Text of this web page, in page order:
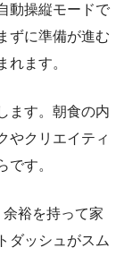
動操縦モードで
ずに準備が進む
れます。
ます。朝食の内
やクリエイティ
です。
裕を持って家
ダッシュがスム